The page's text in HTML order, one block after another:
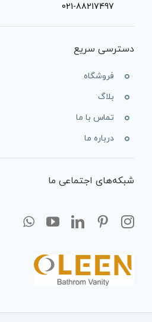
021-88217497
دسترسی سریع
فروشگاه
بلاگ
تماس با ما
درباره ما
شبکه‌های اجتماعی ما